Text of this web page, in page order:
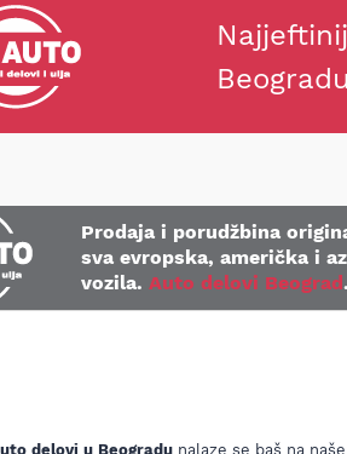
Beogradu
Prodaja i porudžbina
sva evropska, američka i
vozila. Auto delovi Beograd.
delovi u Beogradu nalaze se baš na naše